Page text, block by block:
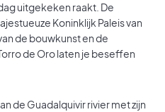
uitgekeken raakt. De
Koninklijk Paleis van
de bouwkunst en de
de Oro laten je beseffen
de Guadalquivir rivier met zijn